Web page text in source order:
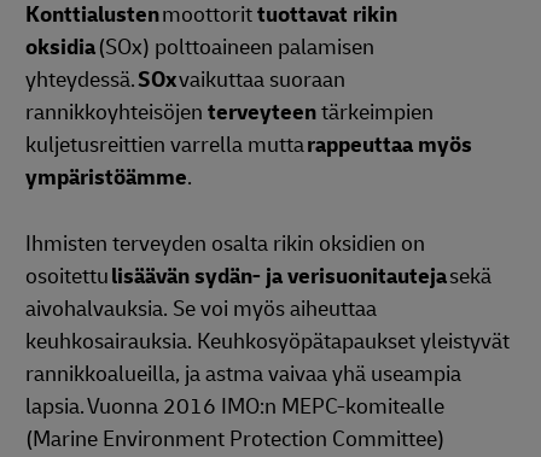
Konttialustenmoottorittuottavat rikin
oksidia(SOx) polttoaineen palamisen
yhteydessä.SOxvaikuttaa suoraan
rannikkoyhteisöjen terveyteentärkeimpien
kuljetusreittien varrella muttarappeuttaa myös
ympäristöämme.
Ihmisten terveyden osalta rikin oksidien on
osoitettulisäävän sydän- ja verisuonitautejasekä
aivohalvauksia. Se voi myös aiheuttaa
keuhkosairauksia. Keuhkosyöpätapaukset yleistyvät
rannikkoalueilla, ja astma vaivaa yhä useampia
lapsia. Vuonna 2016 IMO:n MEPC-komitealle
(Marine Environment Protection Committee)